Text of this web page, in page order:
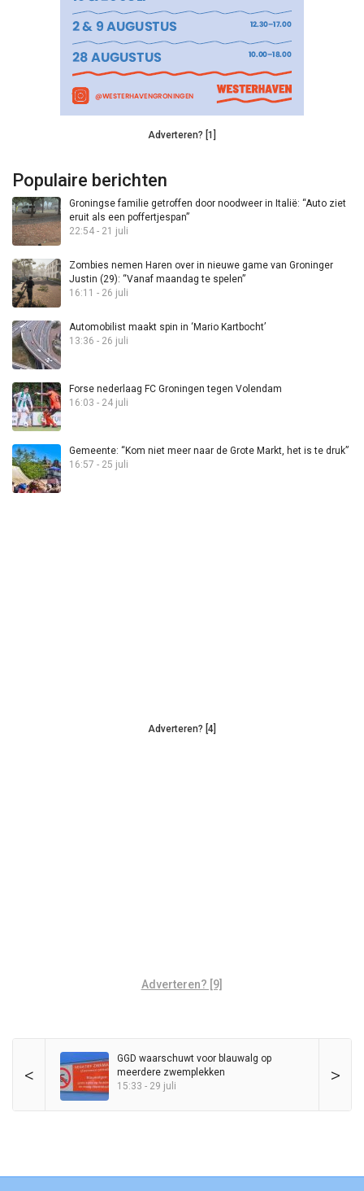
Adverteren? [1]
Populaire berichten
Groningse familie getroffen door noodweer in Italië: “Auto ziet
eruit als een poffertjespan”
22:54 - 21 juli
Zombies nemen Haren over in nieuwe game van Groninger
Justin (29): “Vanaf maandag te spelen”
16:11 - 26 juli
Automobilist maakt spin in ‘Mario Kartbocht’
13:36 - 26 juli
Forse nederlaag FC Groningen tegen Volendam
16:03 - 24 juli
Gemeente: “Kom niet meer naar de Grote Markt, het is te druk”
16:57 - 25 juli
Adverteren? [4]
Adverteren? [9]
< >
GGD waarschuwt voor blauwalg op
meerdere zwemplekken
15:33 - 29 juli